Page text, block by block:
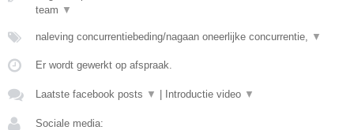
team ▼
naleving concurrentiebeding/nagaan oneerlijke concurrentie, ▼
Er wordt gewerkt op afspraak.
Laatste facebook posts ▼ Introductie video ▼
Sociale media: